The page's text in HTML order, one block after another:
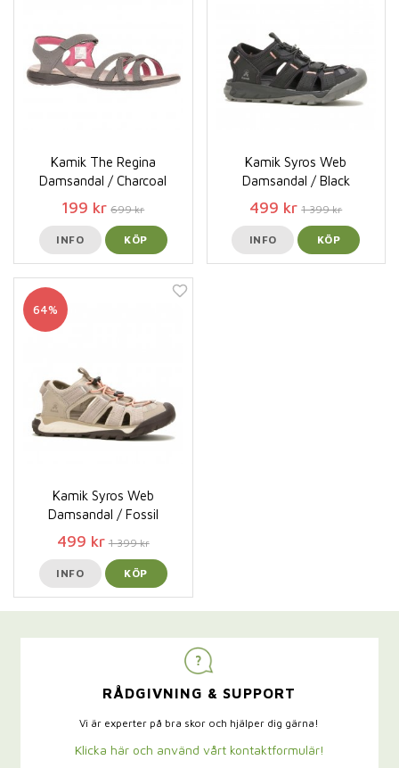
Kamik The Regina
Damsandal / Charcoal
199 kr 699 kr
INFO KÖP
Kamik Syros Web
Damsandal / Black
499 kr 1 399 kr
INFO KÖP
64%
Kamik Syros Web
Damsandal / Fossil
499 kr 1 399 kr
INFO KÖP
RÅDGIVNING & SUPPORT
Vi är experter på bra skor och hjälper dig gärna!
Klicka här och använd vårt kontaktformulär!